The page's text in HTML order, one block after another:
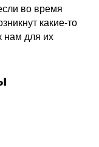
во время
какие-то
нам для их